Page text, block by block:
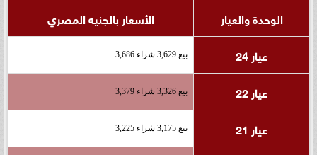
الوحدة والعيار
الأسعار بالجنيه المصري
عيار 24
بيع 3,629 شراء 3,686
عيار 22 بيع 3,326 شراء 3,379
عيار 21 بيع 3,175 شراء 3,225